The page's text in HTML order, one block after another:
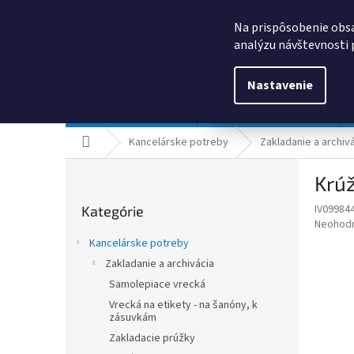
Na prispôsobenie
analýzu návštevnosti
Nastavenie
DomovKancelárske potreby Zakladanie a
kategórie
Kategórie
Kancelárske potreby
Zakladanie a archivácia
Samolepiace vrecká
Vrecká na etikety - na šanóny, k
zásuvkám
Zakladacie prúžky